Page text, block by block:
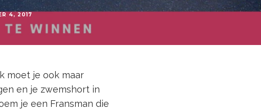
4, 2017
moet je ook maar
en je zwemshort in
je een Fransman die